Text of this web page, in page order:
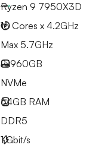
Ryzen 9 7950X3D
16 Cores x 4.2GHz
Max 5.7GHz
2x960GB
NVMe
64GB RAM
DDR5
1Gbit/s